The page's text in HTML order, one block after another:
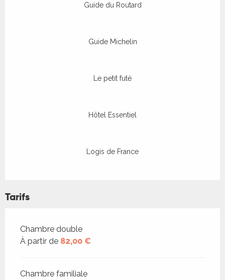
Guide du Routard
Guide Michelin
Le petit futé
Hôtel Essentiel
Logis de France
Tarifs
Tarifs 2026
Chambre double
À partir de 82,00 €
Chambre familiale